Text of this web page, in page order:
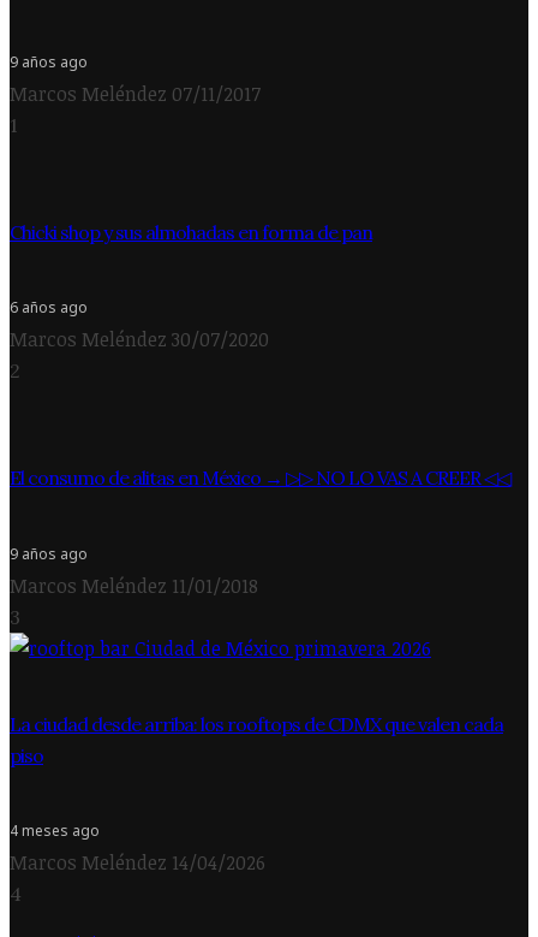
9 años ago
Marcos Meléndez 07/11/2017
1
Chicki shop y sus almohadas en forma de pan
6 años ago
Marcos Meléndez 30/07/2020
2
El consumo de alitas en México → ▷▷ NO LO VAS A CREER ◁◁
9 años ago
Marcos Meléndez 11/01/2018
3
La ciudad desde arriba: los rooftops de CDMX que valen cada
piso
4 meses ago
Marcos Meléndez 14/04/2026
4